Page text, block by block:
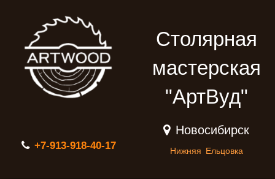
Столярная
мастерская
"АртВуд"
+7-913-918-40-17
Новосибирск
Нижняя Ельцовка